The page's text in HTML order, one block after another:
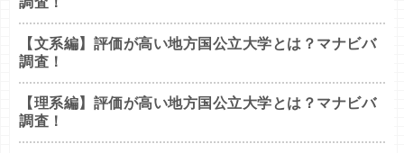
【文系編】評価が高い地方国公立大学とは？マナビバ
調査！
【理系編】評価が高い地方国公立大学とは？マナビバ
調査！